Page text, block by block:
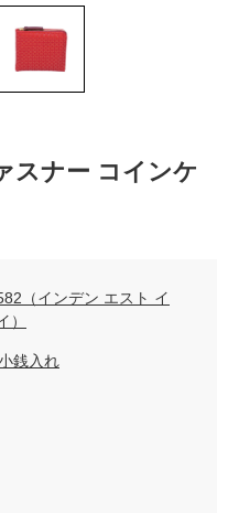
スナー コインケ
（インデン エスト イ
）
銭入れ